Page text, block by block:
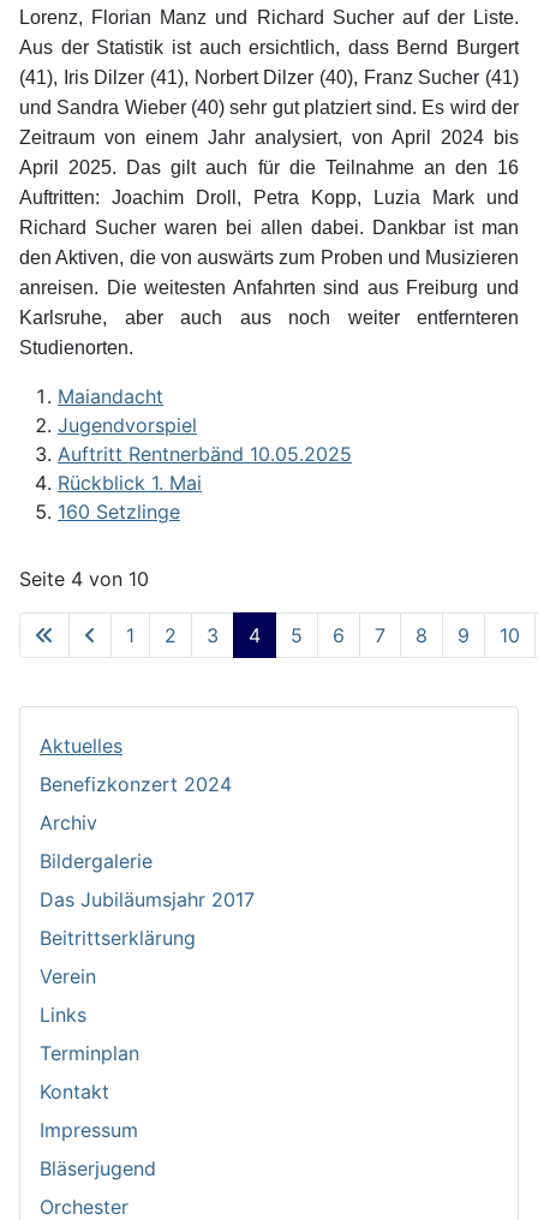
Aktuelles
Benefizkonzert 2024
Archiv
Bildergalerie
Das Jubiläumsjahr 2017
Beitrittserklärung
Verein
Links
Terminplan
Kontakt
Impressum
Bläserjugend
Orchester
Lorenz, Florian Manz und Richard Sucher auf der Liste.
Aus der Statistik ist auch ersichtlich, dass Bernd Burgert
(41), Iris Dilzer (41), Norbert Dilzer (40), Franz Sucher (41)
und Sandra Wieber (40) sehr gut platziert sind. Es wird der
Zeitraum von einem Jahr analysiert, von April 2024 bis
April 2025. Das gilt auch für die Teilnahme an den 16
Auftritten: Joachim Droll, Petra Kopp, Luzia Mark und
Richard Sucher waren bei allen dabei. Dankbar ist man
den Aktiven, die von auswärts zum Proben und Musizieren
anreisen. Die weitesten Anfahrten sind aus Freiburg und
Karlsruhe, aber auch aus noch weiter entfernteren
Studienorten.
Maiandacht
Jugendvorspiel
Auftritt Rentnerbänd 10.05.2025
Rückblick 1. Mai
160 Setzlinge
Seite 4 von 10
1 2 3 4 5 6 7 8 9 10